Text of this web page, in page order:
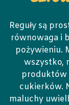
Reguły są
równowaga i
pożywieniu.
wszystko,
produktów
cukierków.
maluchy